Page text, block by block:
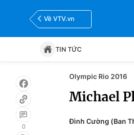
Về VTV.vn
TIN TỨC
Tin tức
Bóng đá
0
Olympic Rio 2016
Michael
Đình Cường (Ban